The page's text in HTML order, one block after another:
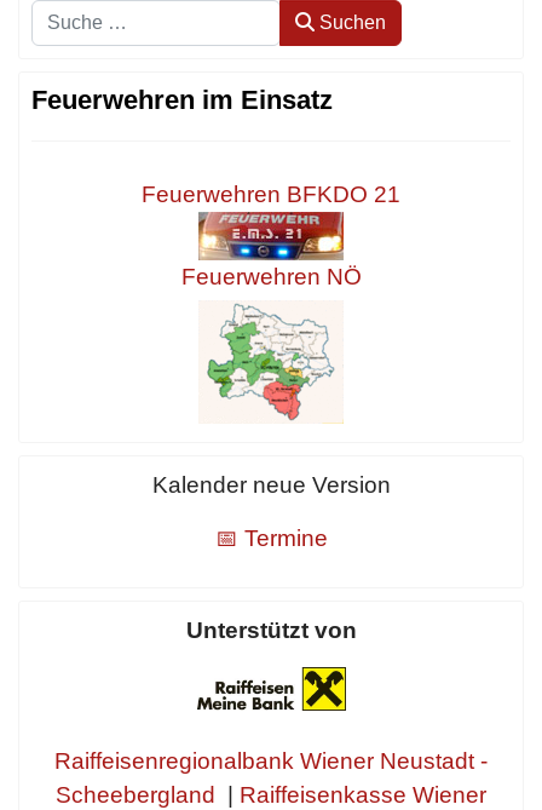
Suchen Suchen
Feuerwehren im Einsatz
Feuerwehren BFKDO 21
Feuerwehren NÖ
Kalender neue Version
📅 Termine
Unterstützt von
Raiffeisenregionalbank Wiener Neustadt -
Scheebergland
Raiffeisenkasse Wiener